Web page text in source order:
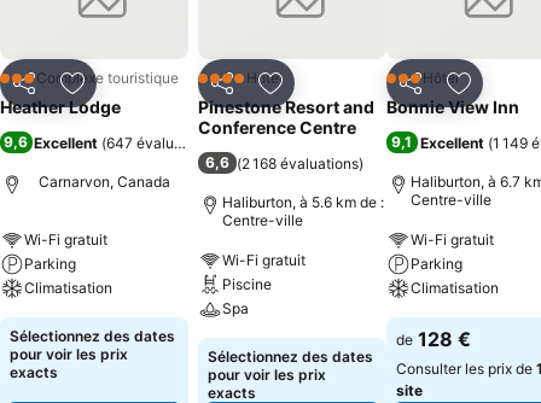
PartagerAjouter à mes favoris
3 ÉtoilesComplexe touristique
Heather Lodge
9,6 Excellent (647 évaluations
Carnarvon, Canada
Wi-Fi gratuit
Parking
Climatisation
Sélectionnez des dates
pour voir les prix
exacts
PartagerAjouter à mes favoris
4 ÉtoilesHôtel
Pinestone Resort and
Conference Centre
6,6 (2 168 évaluations)
Haliburton, à 5.6 km de :
Centre-ville
Wi-Fi gratuit
Piscine
Spa
Sélectionnez des dates
pour voir les prix
exacts
PartagerAjouter
3 ÉtoilesHôtel
Bonnie View Inn
9,1 Excellent (1 149
Haliburton, à 6.7
Centre-ville
Wi-Fi gratuit
Parking
Climatisation
de 128 €
Consulter les prix de
site